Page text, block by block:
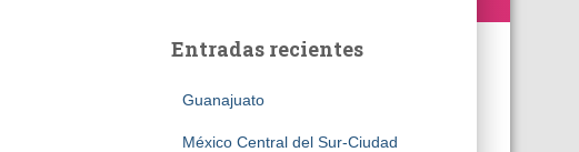
Entradas recientes
Guanajuato
México Central del Sur-Ciudad